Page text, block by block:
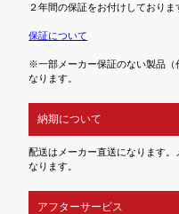
２年間の保証をお付けしておりま
保証について
※一部メーカー保証のない製品（
なります。
納期について
配送はメーカー直送になります
なります。
アフターサービス